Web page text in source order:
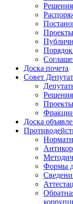
Доска почета
Совет
Доска
Формы